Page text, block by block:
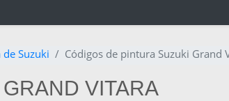
Suzuki Códigos de pintura Suzuki Grand
VITARA